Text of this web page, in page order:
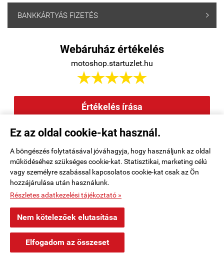
Ez az oldal cookie-kat használ.
A böngészés folytatásával jóváhagyja, hogy használjunk az oldal
működéséhez szükséges cookie-kat. Statisztikai, marketing célú
vagy személyre szabással kapcsolatos cookie-kat csak az Ön
hozzájárulása után használunk.
Részletes adatkezelési tájékoztató »
Nem kötelezőek elutasítása
Elfogadom az összeset
BANKKÁRTYÁS FIZETÉS 
Webáruház értékelés
motoshop.startuzlet.hu

Értékelés írása
Rendelési feltételek|Elérhetőségek|Kosár tartalma, megrendelés
Oldaltérkép|
motoshop.startuzlet.hu - SB Motoralkatrész Kft.
Webáruház készítés
Korcz Mosonmagyaróvár településről
Vásárolt a webáruházban
2 órával ezelőtt 